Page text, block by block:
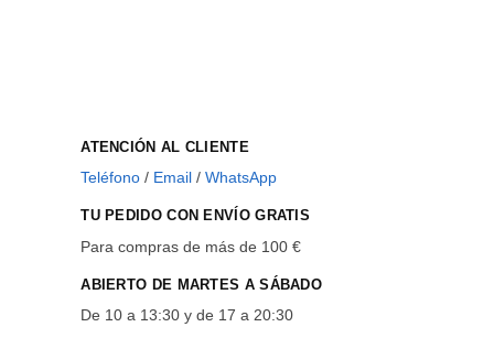
ATENCIÓN AL CLIENTE
Teléfono / Email /WhatsApp
TU PEDIDO CON ENVÍO GRATIS
Para compras de más de 100 €
ABIERTO DE MARTES A SÁBADO
De 10 a 13:30 y de 17 a 20:30